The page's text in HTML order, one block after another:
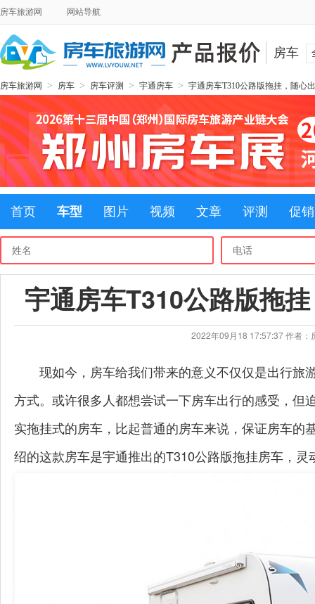
房车旅游网 网站导航
房车
房车旅游网 > 房车 > 房车评测 > 宇通房车 > 宇通房车T310公路版拖挂，随心
首页 车型 图片 视频 文章 评测 促销
宇通房车T310公路版拖
2022年09月18 17:57:37 作者：
现如今，房车给我们带来的意义不仅仅是出行旅
方式。或许很多人都想尝试一下房车出行的感受，
实拖挂式的房车，比起普通的房车来说，保证房车
绍的这款房车是宇通推出的T310公路版拖挂房车，